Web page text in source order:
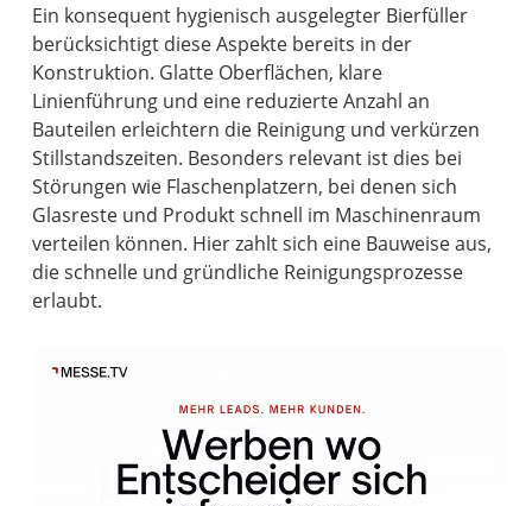
Ein konsequent hygienisch ausgelegter Bierfüller
berücksichtigt diese Aspekte bereits in der
Konstruktion. Glatte Oberflächen, klare
Linienführung und eine reduzierte Anzahl an
Bauteilen erleichtern die Reinigung und verkürzen
Stillstandszeiten. Besonders relevant ist dies bei
Störungen wie Flaschenplatzern, bei denen sich
Glasreste und Produkt schnell im Maschinenraum
verteilen können. Hier zahlt sich eine Bauweise aus,
die schnelle und gründliche Reinigungsprozesse
erlaubt.